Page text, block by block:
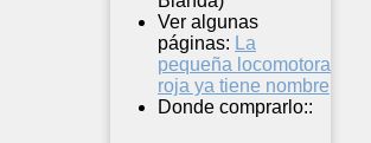
Ver algunas
páginas: La
pequeña locomotora
roja ya tiene nombre
Donde comprarlo::